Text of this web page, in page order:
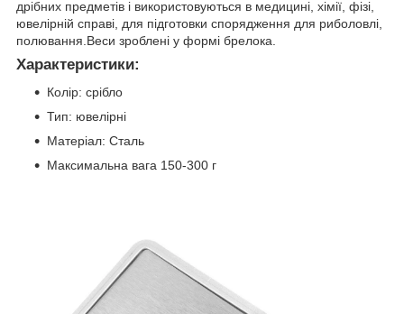
дрібних предметів і використовуються в медицині, хімії, фізі,
ювелірній справі, для підготовки спорядження для риболовлі,
полювання.Веси зроблені у формі брелока.
Характеристики:
Колір: срібло
Тип: ювелірні
Матеріал: Сталь
Максимальна вага 150-300 г